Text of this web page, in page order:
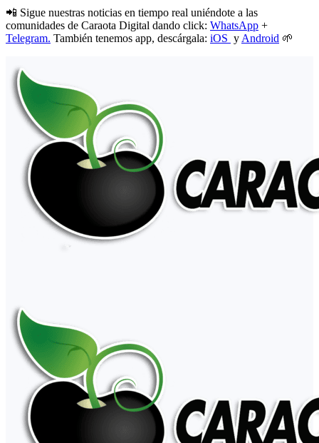
📲 Sigue nuestras noticias en tiempo real uniéndote a las
comunidades de Caraota Digital dando click: WhatsApp +
Telegram. También tenemos app, descárgala: iOS y Android 🌱